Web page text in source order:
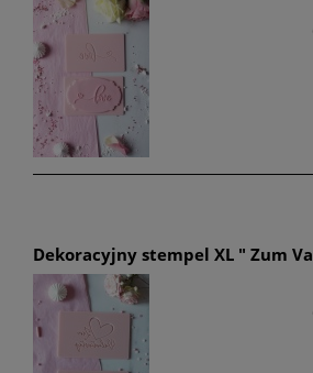
Dekoracyjny stempel XL " Zum